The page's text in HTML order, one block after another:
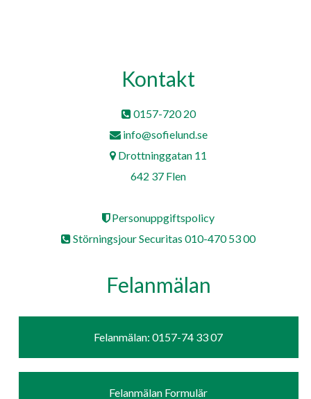
Kontakt
0157-720 20
info@sofielund.se
Drottninggatan 11
642 37 Flen
Personuppgiftspolicy
Störningsjour Securitas 010-470 53 00
Felanmälan
Felanmälan: 0157-74 33 07
Felanmälan Formulär